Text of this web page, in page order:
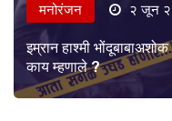
मनोरंजन २ जून
इम्रान हाश्मी
काय म्हणाले ?